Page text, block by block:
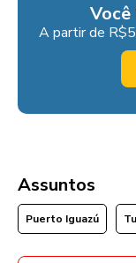
A partir de
Assuntos
Puerto Iguazú